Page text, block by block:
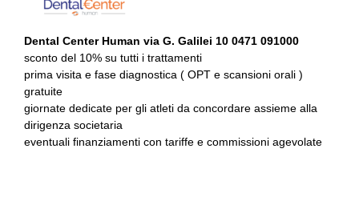
Dental Center Human via G. Galilei 10 0471 091000
sconto del 10% su tutti i trattamenti
prima visita e fase diagnostica ( OPT e scansioni orali )
gratuite
giornate dedicate per gli atleti da concordare assieme alla
dirigenza societaria
eventuali finanziamenti con tariffe e commissioni agevolate